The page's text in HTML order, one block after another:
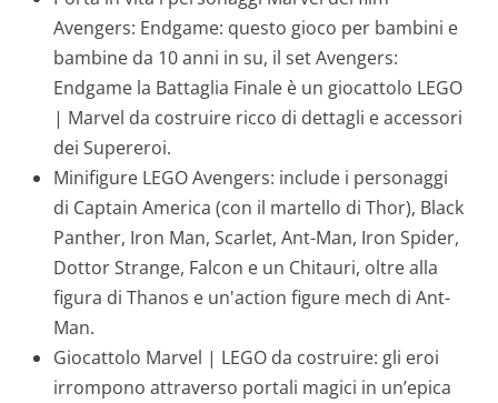
Avengers: Endgame: questo gioco per bambini e
bambine da 10 anni in su, il set Avengers:
Endgame la Battaglia Finale è un giocattolo LEGO
| Marvel da costruire ricco di dettagli e accessori
dei Supereroi.
Minifigure LEGO Avengers: include i personaggi
di Captain America (con il martello di Thor), Black
Panther, Iron Man, Scarlet, Ant-Man, Iron Spider,
Dottor Strange, Falcon e un Chitauri, oltre alla
figura di Thanos e un'action figure mech di Ant-
Man.
Giocattolo Marvel | LEGO da costruire: gli eroi
irrompono attraverso portali magici in un’epica